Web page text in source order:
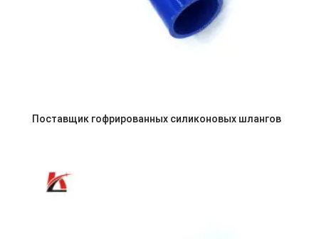
Поставщик гофрированных силиконовых шлангов